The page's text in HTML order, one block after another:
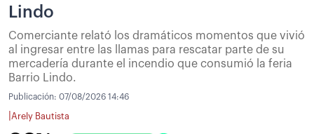
Lindo
Comerciante relató los dramáticos momentos que vivió
al ingresar entre las llamas para rescatar parte de su
mercadería durante el incendio que consumió la feria
Barrio Lindo.
Publicación: 07/08/2026 14:46
Arely Bautista